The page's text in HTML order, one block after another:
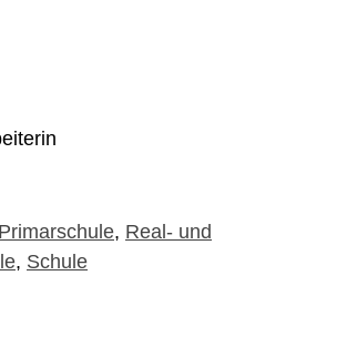
Primarschule, Real- und
, Schule